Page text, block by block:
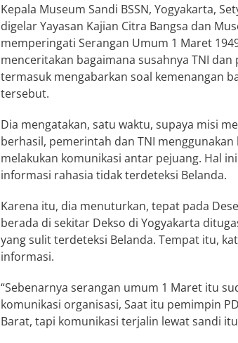
Kepala Museum Sandi BSSN, Yogyakarta,
digelar Yayasan Kajian Citra Bangsa dan
memperingati Serangan Umum 1 Maret
menceritakan bagaimana susahnya TNI
termasuk mengabarkan soal kemenangan
tersebut.
Dia mengatakan, satu waktu, supaya misi
berhasil, pemerintah dan TNI
melakukan komunikasi antar pejuang. Hal
informasi rahasia tidak terdeteksi Belanda.
Karena itu, dia menuturkan, tepat pada
berada di sekitar Dekso di Yogyakarta
yang sulit terdeteksi Belanda. Tempat itu,
informasi.
“Sebenarnya serangan umum 1 Maret itu
komunikasi organisasi, Saat itu pemimpin
Barat, tapi komunikasi terjalin lewat sandi